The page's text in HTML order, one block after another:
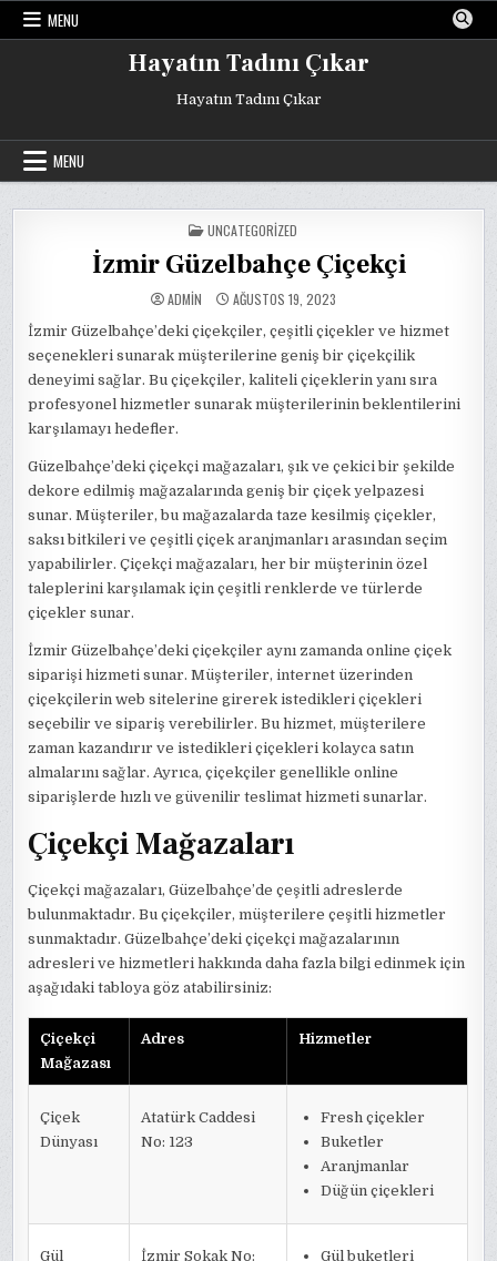
Skip
MENU
Hayatın Tadını Çıkar
Hayatın Tadını Çıkar
MENU
POSTED
IN
UNCATEGORIZED
İzmir Güzelbahçe Çiçekçi
ADMIN AĞUSTOS 19, 2023
İzmir Güzelbahçe’deki çiçekçiler, çeşitli çiçekler ve hizmet
seçenekleri sunarak müşterilerine geniş bir çiçekçilik
deneyimi sağlar. Bu çiçekçiler, kaliteli çiçeklerin yanı sıra
profesyonel hizmetler sunarak müşterilerinin beklentilerini
karşılamayı hedefler.
Güzelbahçe’deki çiçekçi mağazaları, şık ve çekici bir şekilde
dekore edilmiş mağazalarında geniş bir çiçek yelpazesi
sunar. Müşteriler, bu mağazalarda taze kesilmiş çiçekler,
saksı bitkileri ve çeşitli çiçek aranjmanları arasından seçim
yapabilirler. Çiçekçi mağazaları, her bir müşterinin özel
taleplerini karşılamak için çeşitli renklerde ve türlerde
çiçekler sunar.
İzmir Güzelbahçe’deki çiçekçiler aynı zamanda online çiçek
siparişi hizmeti sunar. Müşteriler, internet üzerinden
çiçekçilerin web sitelerine girerek istedikleri çiçekleri
seçebilir ve sipariş verebilirler. Bu hizmet, müşterilere
zaman kazandırır ve istedikleri çiçekleri kolayca satın
almalarını sağlar. Ayrıca, çiçekçiler genellikle online
siparişlerde hızlı ve güvenilir teslimat hizmeti sunarlar.
Çiçekçi Mağazaları
Çiçekçi mağazaları, Güzelbahçe’de çeşitli adreslerde
bulunmaktadır. Bu çiçekçiler, müşterilere çeşitli hizmetler
sunmaktadır. Güzelbahçe’deki çiçekçi mağazalarının
adresleri ve hizmetleri hakkında daha fazla bilgi edinmek için
aşağıdaki tabloya göz atabilirsiniz:
Çiçekçi
Mağazası
Adres Hizmetler
Çiçek
Dünyası
Atatürk Caddesi
No: 123
Fresh çiçekler
Buketler
Aranjmanlar
Düğün çiçekleri
Gül
İzmir Sokak No:
Gül buketleri